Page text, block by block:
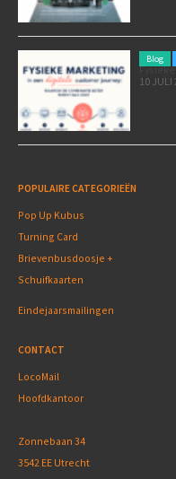
Blog
10 JULI
POPULAIRE CATEGORIEËN
Pop Up Kubus
Turning Card
Brievenbusdoosje +
Schuifkaarten
Eindejaarsmailingen
CONTACT
LocoMail
Hoofdkantoor
Zonnebaan 34
3542 EE Utrecht